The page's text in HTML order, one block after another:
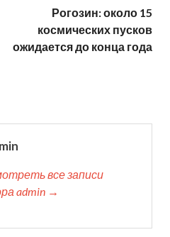
Рогозин: около 15
космических пусков
ожидается до конца года
все записи
admin →